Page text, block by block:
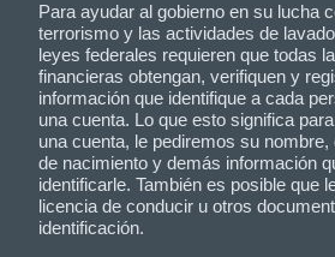
Para ayudar al gobierno en su lucha
terrorismo y las actividades de
leyes federales requieren que todas
financieras obtengan, verifiquen y
información que identifique a cada
una cuenta. Lo que esto significa
una cuenta, le pediremos su
de nacimiento y demás información
identificarle. También es posible que
licencia de conducir u otros
identificación.